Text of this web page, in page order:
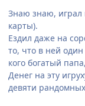
Знаю знаю, играл
карты).
Ездил даже на
то, что в ней
кого богатый
Денег на эту
девяти